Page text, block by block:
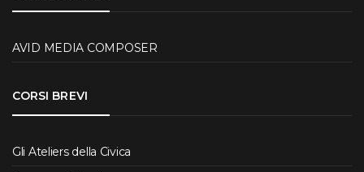
AVID MEDIA COMPOSER
CORSI BREVI
Gli Ateliers della Civica